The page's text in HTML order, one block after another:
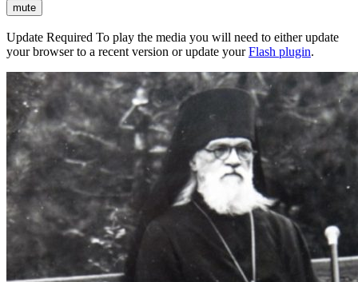
mute
Update Required To play the media you will need to either update
your browser to a recent version or update yourFlash plugin.